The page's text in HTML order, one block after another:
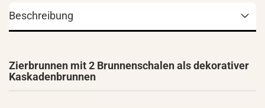
Beschreibung
Zierbrunnen mit 2 Brunnenschalen als dekorativer
Kaskadenbrunnen